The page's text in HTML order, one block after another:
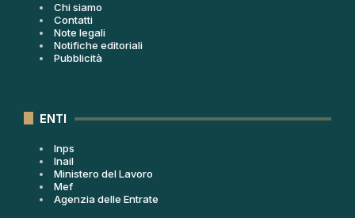
Chi siamo
Contatti
Note legali
Notifiche editoriali
Pubblicità
ENTI
Inps
Inail
Ministero del Lavoro
Mef
Agenzia delle Entrate